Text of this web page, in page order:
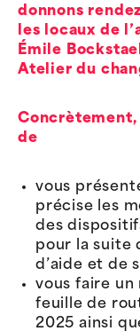
donnons
les locaux de
Émile
Atelier du
Concrètement,
de
vous
précise les
des
pour la suite
d’aide et de
vous faire un
feuille de
2025 ainsi